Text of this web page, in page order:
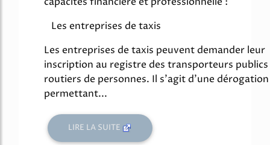
Les entreprises de taxis
Les entreprises de taxis peuvent demander leur
inscription au registre des transporteurs publics
routiers de personnes. Il s'agit d'une dérogation
permettant...
LIRE LA SUITE